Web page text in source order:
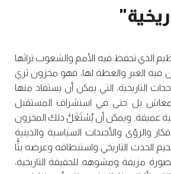
الذي تحفظ فيه الأمم والشعوب تراثها
فيه العبر والعظة لها، فهو مخزون ثري
التاريخية، التي يمكن أن يستفاد منها
بل حتى في استشراف المستقبل
عميقة. ويمكن أن يُسْتَغَلَّ ذلك المخزون
والرؤى والأجندات السياسية والدينية
الحدث التاريخي واستنطاقه وعرضه بثًّا
بصورة مزيفة ومشوهه للحقيقة التاريخية،